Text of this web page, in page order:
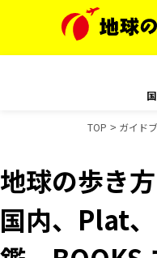
TOP ガイド
地球の歩き
国内、Plat